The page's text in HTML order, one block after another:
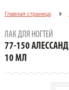
Главная страница
77-150 Алессандро
ЛАК ДЛЯ НОГТЕЙ
77-150
10 МЛ